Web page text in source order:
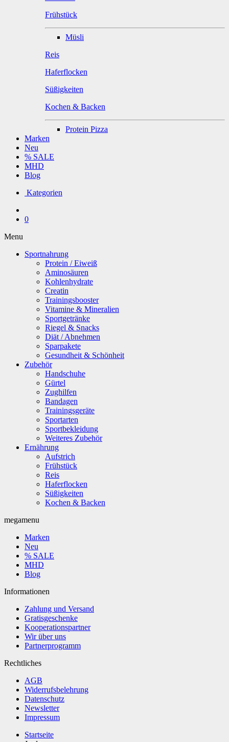
Frühstück
Müsli
Reis
Haferflocken
Süßigkeiten
Kochen & Backen
Protein Pizza
Marken
Neu
% SALE
MHD
Blog
Kategorien
0
Menu
Sportnahrung
Protein / Eiweiß
Aminosäuren
Kohlenhydrate
Creatin
Trainingsbooster
Vitamine & Mineralien
Sportgetränke
Riegel & Snacks
Diät / Abnehmen
Sparpakete
Gesundheit & Schönheit
Zubehör
Handschuhe
Gürtel
Zughilfen
Bandagen
Trainingsgeräte
Sportarten
Sportbekleidung
Weiteres Zubehör
Ernährung
Aufstrich
Frühstück
Reis
Haferflocken
Süßigkeiten
Kochen & Backen
megamenu
Marken
Neu
% SALE
MHD
Blog
Informationen
Zahlung und Versand
Gratisgeschenke
Kooperationspartner
Wir über uns
Partnerprogramm
Rechtliches
AGB
Widerrufsbelehrung
Datenschutz
Newsletter
Impressum
Startseite